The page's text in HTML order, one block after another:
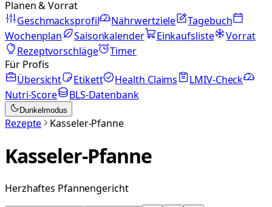
Planen & Vorrat
Geschmacksprofil
Nährwertziele
Tagebuch
Wochenplan
Saisonkalender Einkaufsliste
Vorrat
Rezeptvorschläge
Timer
Für Profis
Übersicht
Etikett Health Claims
LMIV-Check
Nutri-Score
BLS-Datenbank
Dunkelmodus
Rezepte Kasseler-Pfanne
Kasseler-Pfanne
Herzhaftes Pfannengericht